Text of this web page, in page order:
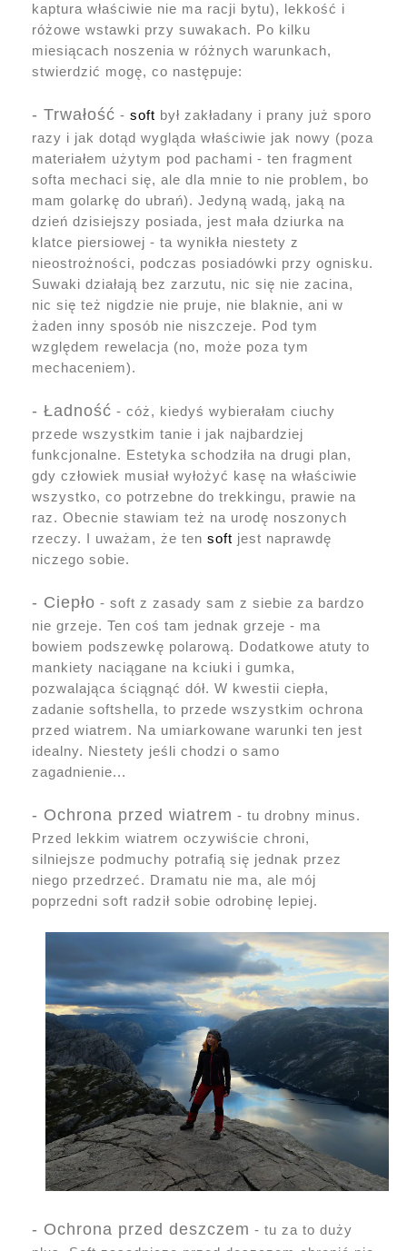
kaptura właściwie nie ma racji bytu), lekkość i
różowe wstawki przy suwakach. Po kilku
miesiącach noszenia w różnych warunkach,
stwierdzić mogę, co następuje:
- Trwałość - soft był zakładany i prany już sporo
razy i jak dotąd wygląda właściwie jak nowy (poza
materiałem użytym pod pachami - ten fragment
softa mechaci się, ale dla mnie to nie problem, bo
mam golarkę do ubrań). Jedyną wadą, jaką na
dzień dzisiejszy posiada, jest mała dziurka na
klatce piersiowej - ta wynikła niestety z
nieostrożności, podczas posiadówki przy ognisku.
Suwaki działają bez zarzutu, nic się nie zacina,
nic się też nigdzie nie pruje, nie blaknie, ani w
żaden inny sposób nie niszczeje. Pod tym
względem rewelacja (no, może poza tym
mechaceniem).
- Ładność - cóż, kiedyś wybierałam ciuchy
przede wszystkim tanie i jak najbardziej
funkcjonalne. Estetyka schodziła na drugi plan,
gdy człowiek musiał wyłożyć kasę na właściwie
wszystko, co potrzebne do trekkingu, prawie na
raz. Obecnie stawiam też na urodę noszonych
rzeczy. I uważam, że ten soft jest naprawdę
niczego sobie.
- Ciepło - soft z zasady sam z siebie za bardzo
nie grzeje. Ten coś tam jednak grzeje - ma
bowiem podszewkę polarową. Dodatkowe atuty to
mankiety naciągane na kciuki i gumka,
pozwalająca ściągnąć dół. W kwestii ciepła,
zadanie softshella, to przede wszystkim ochrona
przed wiatrem. Na umiarkowane warunki ten jest
idealny. Niestety jeśli chodzi o samo
zagadnienie...
- Ochrona przed wiatrem - tu drobny minus.
Przed lekkim wiatrem oczywiście chroni,
silniejsze podmuchy potrafią się jednak przez
niego przedrzeć. Dramatu nie ma, ale mój
poprzedni soft radził sobie odrobinę lepiej.
- Ochrona przed deszczem - tu za to duży